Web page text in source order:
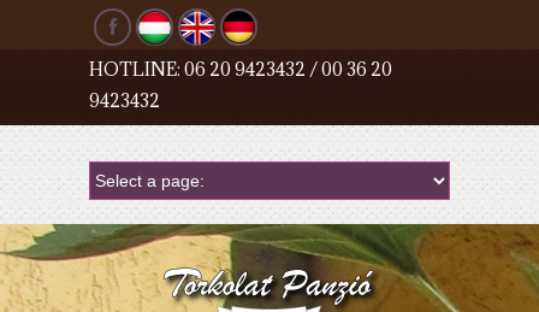
HOTLINE: 06 20 9423432 / 00 36 20
9423432